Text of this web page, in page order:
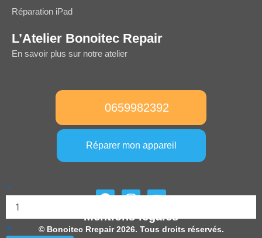
-
de
Ecran
OLED
Noir
+
Réparation iPad
L’Atelier Bonoitec Repair
En savoir plus sur notre atelier
0659982392
Réparer mon appareil
F
c
e
I
s
t
Y
u
t
Mentions légales
© Bonoitec Rrepair 2026. Tous droits réservés.